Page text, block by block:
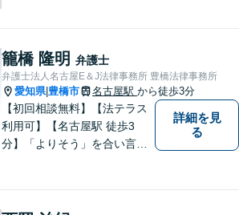
気軽に相談できるように、謙
虚で親しみやすい弁護士を目
指しています。【駅前大通駅3
分】
籠橋 隆明 弁護士
弁護士法人名古屋E＆J法律事務所 豊橋法律事務所
愛知県| 豊橋市 名古屋駅 から徒歩3分
【初回相談無料】【法テラス
利用可】【名古屋駅 徒歩3
分】「よりそう」を合い言葉
詳細を見
る